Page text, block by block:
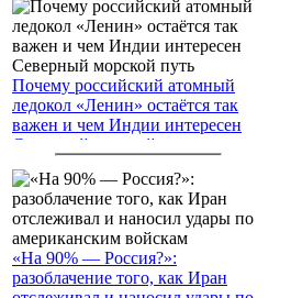
Почему российский атомный
ледокол «Ленин» остаётся так
важен и чем Индии интересен
Северный морской путь
«На 90% — Россия?»:
разоблачение того, как Иран